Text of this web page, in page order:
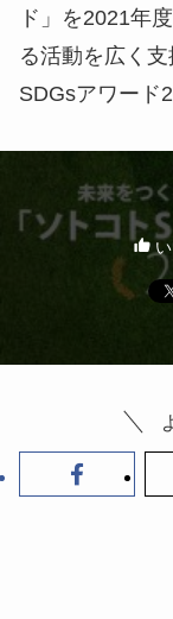
ド」を2021年
る活動を広く
SDGsアワード